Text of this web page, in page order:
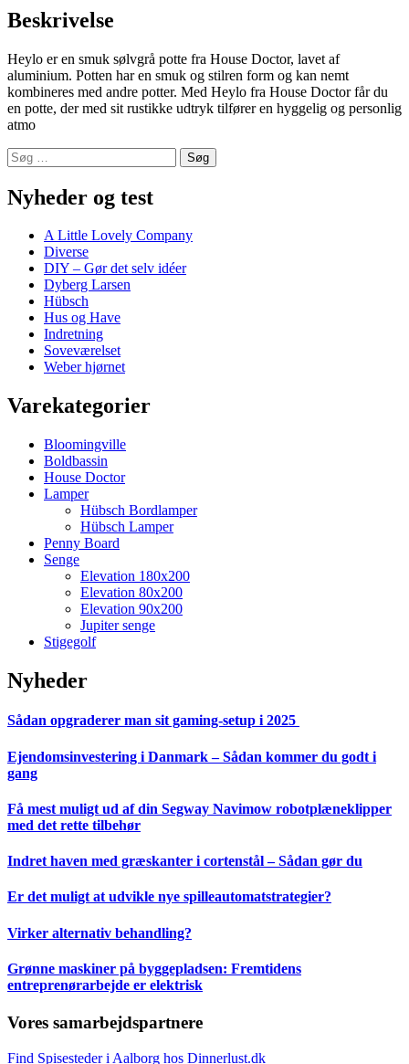
Beskrivelse
Heylo er en smuk sølvgrå potte fra House Doctor, lavet af
aluminium. Potten har en smuk og stilren form og kan nemt
kombineres med andre potter. Med Heylo fra House Doctor får du
en potte, der med sit rustikke udtryk tilfører en hyggelig og personlig
atmo
Søg
efter:
Nyheder og test
A Little Lovely Company
Diverse
DIY – Gør det selv idéer
Dyberg Larsen
Hübsch
Hus og Have
Indretning
Soveværelset
Weber hjørnet
Varekategorier
Bloomingville
Boldbassin
House Doctor
Lamper
Hübsch Bordlamper
Hübsch Lamper
Penny Board
Senge
Elevation 180x200
Elevation 80x200
Elevation 90x200
Jupiter senge
Stigegolf
Nyheder
Sådan opgraderer man sit gaming-setup i 2025
Ejendomsinvestering i Danmark – Sådan kommer du godt i
gang
Få mest muligt ud af din Segway Navimow robotplæneklipper
med det rette tilbehør
Indret haven med græskanter i cortenstål – Sådan gør du
Er det muligt at udvikle nye spilleautomatstrategier?
Virker alternativ behandling?
Grønne maskiner på byggepladsen: Fremtidens
entreprenørarbejde er elektrisk
Vores samarbejdspartnere
Find Spisesteder i Aalborg hos Dinnerlust.dk